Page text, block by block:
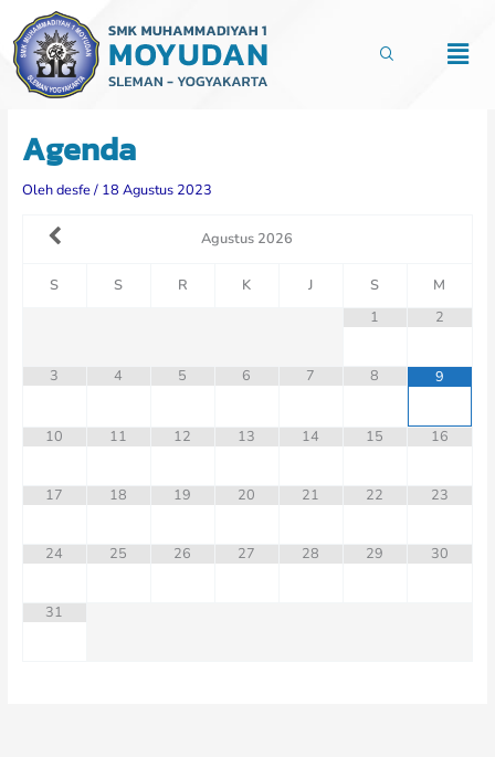
Lewati
konten
Agenda
Olehdesfe/ 18 Agustus 2023
Agustus 2026
S S R K J S
M
1
2
3 4 5 6 7 8 9
10 11 12 13 14 15 16
17 18 19 20 21 22 23
24 25 26 27 28 29 30
31